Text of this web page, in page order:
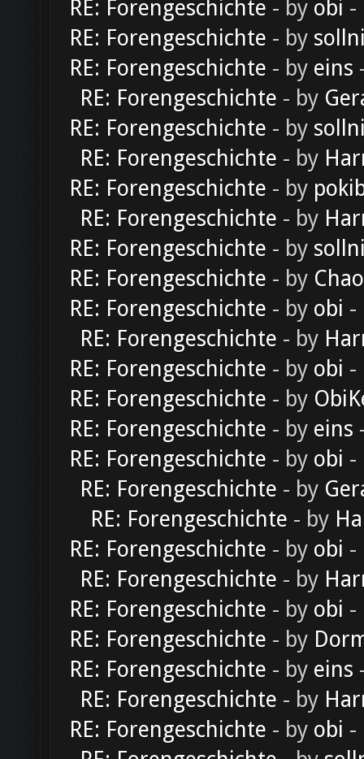
RE: Forengeschichte - by obi -
RE: Forengeschichte - by
RE: Forengeschichte - by eins
RE: Forengeschichte - by
RE: Forengeschichte - by
RE: Forengeschichte - by
RE: Forengeschichte - by
RE: Forengeschichte - by
RE: Forengeschichte - by
RE: Forengeschichte - by
RE: Forengeschichte - by obi -
RE: Forengeschichte - by
RE: Forengeschichte - by obi -
RE: Forengeschichte - by
RE: Forengeschichte - by eins
RE: Forengeschichte - by obi -
RE: Forengeschichte - by
RE: Forengeschichte - by
RE: Forengeschichte - by obi -
RE: Forengeschichte - by
RE: Forengeschichte - by obi -
RE: Forengeschichte - by
RE: Forengeschichte - by eins
RE: Forengeschichte - by
RE: Forengeschichte - by obi -